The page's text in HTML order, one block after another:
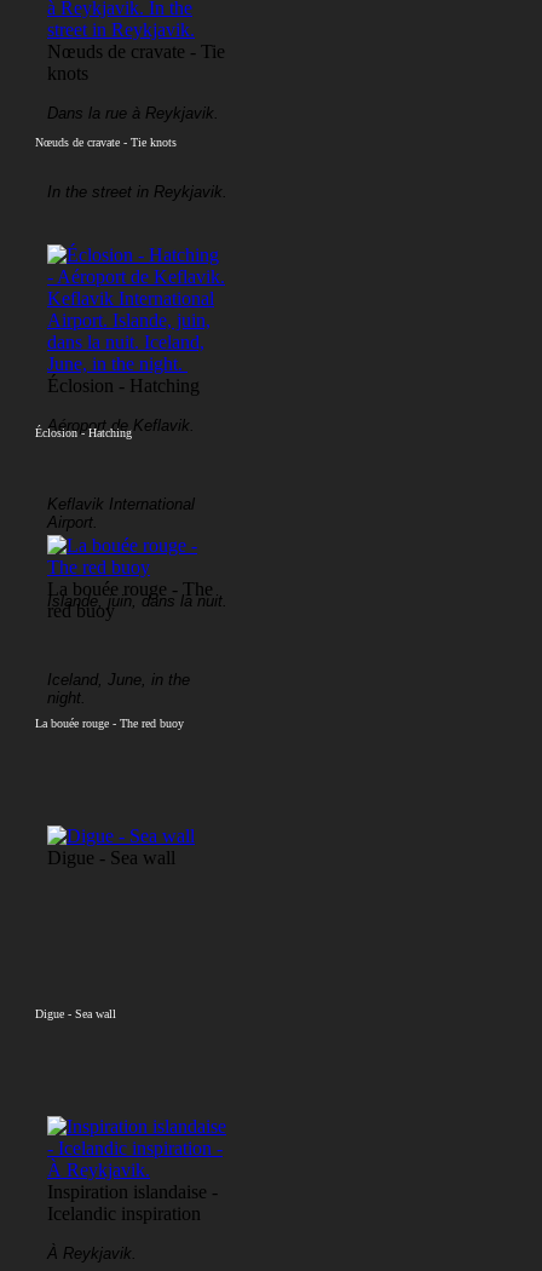
Nœuds de cravate - Tie
knots
Dans la rue à Reykjavik.
In the street in Reykjavik.
Nœuds de cravate - Tie knots
Éclosion - Hatching
Aéroport de Keflavik.
Keflavik International
Airport.
Islande, juin, dans la nuit.
Iceland, June, in the
night.
Éclosion - Hatching
La bouée rouge - The
red buoy
La bouée rouge - The red buoy
Digue - Sea wall
Digue - Sea wall
Inspiration islandaise -
Icelandic inspiration
À Reykjavik.